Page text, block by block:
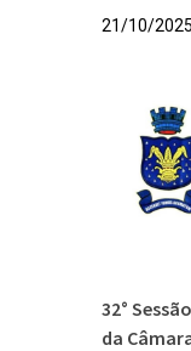
21/10/2025
32°
da